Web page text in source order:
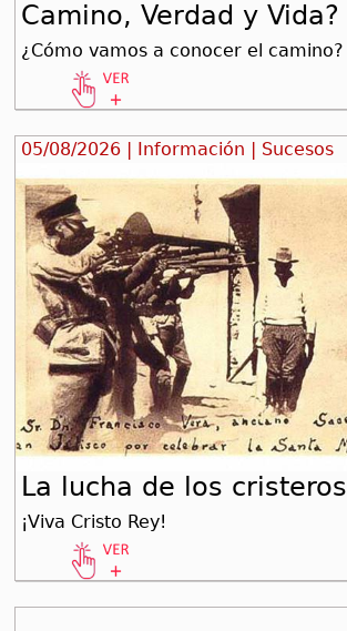
Camino, Verdad y Vida?
¿Cómo vamos a conocer el camino?
05/08/2026 | Información | Sucesos
La lucha de los cristeros
¡Viva Cristo Rey!